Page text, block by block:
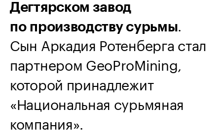
Дегтярском завод
по производству сурьмы.
Сын Аркадия Ротенберга стал
партнером GeoProMining,
которой принадлежит
«Национальная сурьмяная
компания».